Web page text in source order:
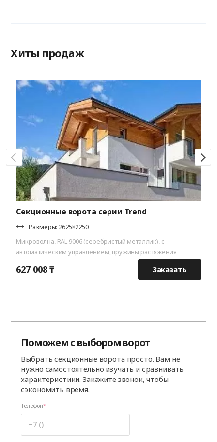
Хиты продаж
Секционные ворота серии Trend
Размеры: 2625×2250
Микроволна, RAL 9006 (серебристый металлик), с
автоматическим управлением, пружины растяжения
627 008 ₸ Заказать
Поможем с выбором ворот
Выбрать секционные ворота просто. Вам не
нужно самостоятельно изучать и сравнивать
характеристики. Закажите звонок, чтобы
сэкономить время.
Телефон